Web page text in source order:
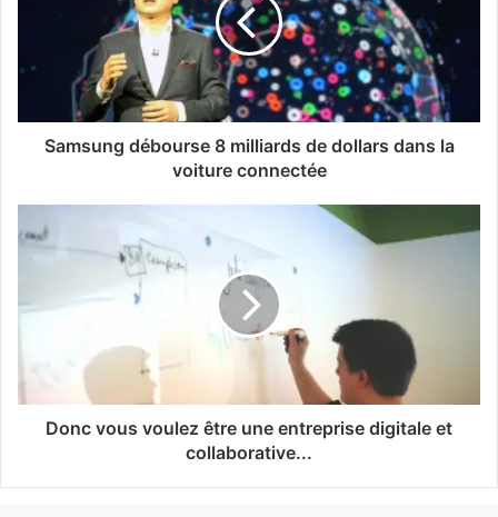
Samsung débourse 8 milliards de dollars dans la
voiture connectée
Donc vous voulez être une entreprise digitale et
collaborative...